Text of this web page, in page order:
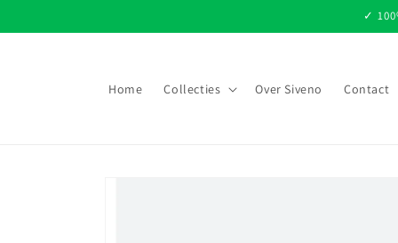
content
✓
Home Collecties Over Siveno Contact